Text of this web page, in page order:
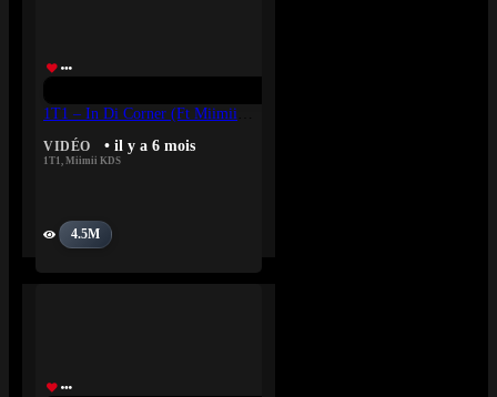
VIDÉO • il y a 6 mois
1T1, Miimii KDS
4.5M